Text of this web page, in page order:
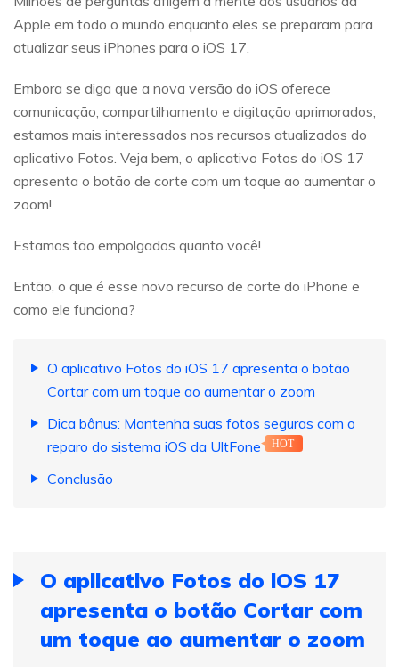
Apple em todo o mundo enquanto eles se preparam para
atualizar seus iPhones para o iOS 17.
Embora se diga que a nova versão do iOS oferece
comunicação, compartilhamento e digitação aprimorados,
estamos mais interessados nos recursos atualizados do
aplicativo Fotos. Veja bem, o aplicativo Fotos do iOS 17
apresenta o botão de corte com um toque ao aumentar o
zoom!
Estamos tão empolgados quanto você!
Então, o que é esse novo recurso de corte do iPhone e
como ele funciona?
O aplicativo Fotos do iOS 17 apresenta o botão
Cortar com um toque ao aumentar o zoom
Dica bônus: Mantenha suas fotos seguras com o
reparo do sistema iOS da UltFone
HOT
Conclusão
O aplicativo Fotos do iOS 17
apresenta o botão Cortar com
um toque ao aumentar o zoom